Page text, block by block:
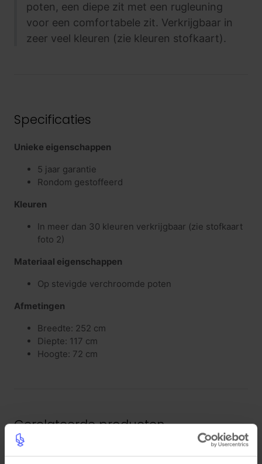
poten, een diepe zit met een rugleuning
voor een comfortabele zit. Verkrijgbaar in
zeer veel kleuren (zie kleuren stofkaart).
Specificaties
Unieke eigenschappen
5 jaar garantie
Rondom gestoffeerd
Kleuren
In meer dan 30 kleuren verkrijgbaar (zie stofkaart
foto 2)
Materiaal eigenschappen
Op stevigde verchroomde poten
Afmetingen
Breedte: 252 cm
Diepte: 117 cm
Hoogte: 72 cm
Gerelateerde producten